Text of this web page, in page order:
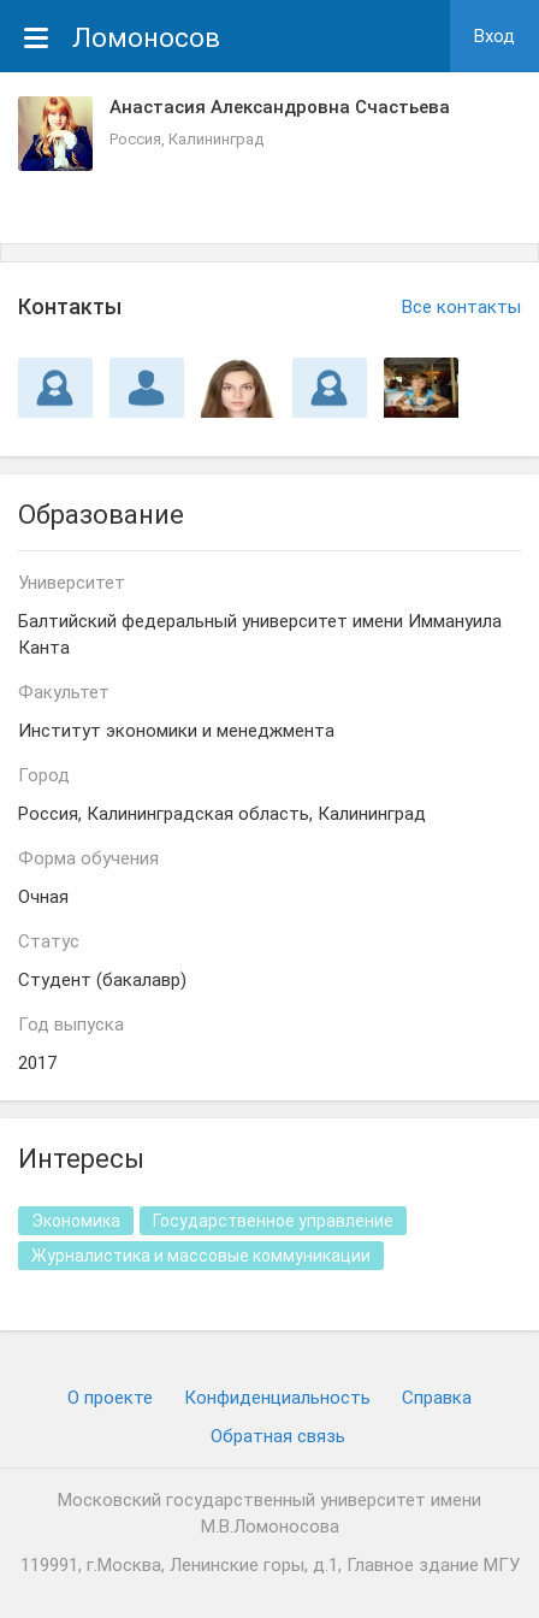
Ломоносов Вход
Анастасия Александровна Счастьева
Россия, Калининград
Контакты Все контакты
Образование
Университет
Балтийский федеральный университет имени Иммануила
Канта
Факультет
Институт экономики и менеджмента
Город
Россия, Калининградская область, Калининград
Форма обучения
Очная
Статус
Студент (бакалавр)
Год выпуска
2017
Интересы
Экономика
Государственное управление
Журналистика и массовые коммуникации
О проекте Конфиденциальность
Cправка
Обратная связь
Московский государственный университет имени
М.В.Ломоносова
119991, г.Москва, Ленинские горы, д.1, Главное здание МГУ